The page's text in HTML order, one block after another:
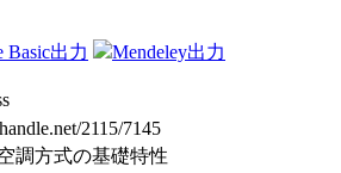
Basic出力 Mendeley出力
2115/7145
調方式の基礎特性